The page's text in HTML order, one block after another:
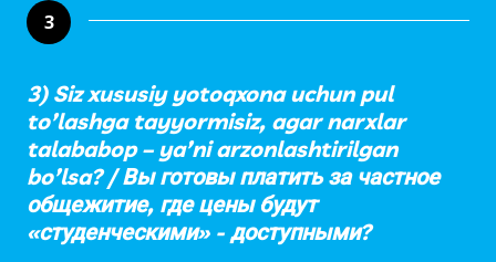
3
3) Siz xususiy yotoqxona uchun pul
to’lashga tayyormisiz, agar narxlar
talababop – ya’ni arzonlashtirilgan
bo’lsa? / Вы готовы платить за частное
общежитие, где цены будут
«студенческими» - доступными?